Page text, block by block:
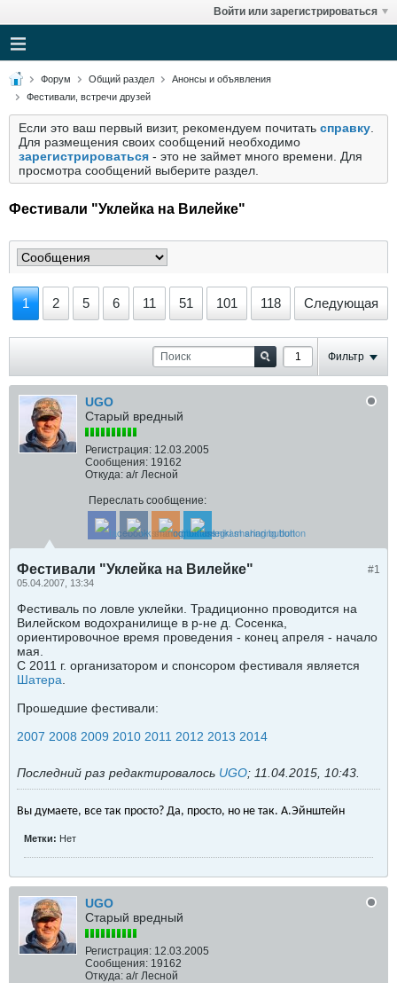
Войти или зарегистрироваться
Форум Общий раздел
Анонсы и объявления
Фестивали, встречи друзей
Если это ваш первый визит, рекомендуем почитать справку
Для размещения своих сообщений необходимо
зарегистрироваться - это не займет много времени. Для
просмотра сообщений выберите раздел.
Фестивали "Уклейка на Вилейке"
1 2 5 6 11 51 101 118 Следующая
Фильтр
UGO
Старый вредный
Регистрация: 12.03.2005
Сообщения: 19162
Откуда: а/г Лесной
Переслать сообщение:
#1
Фестивали "Уклейка на Вилейке"
05.04.2007, 13:34
Фестиваль по ловле уклейки. Традиционно проводится на
Вилейском водохранилище в р-не д. Сосенка,
ориентировочное время проведения - конец апреля - начало
мая.
С 2011 г. организатором и спонсором фестиваля является
Шатера
Прошедшие фестивали:
2007 2008 2009 2010 2011 2012 2013 2014
Последний раз редактировалось UGO; 11.04.2015, 10:43
Вы думаете, все так просто? Да, просто, но не так. А.Эйнштейн
Метки: Нет
UGO
Старый вредный
Регистрация: 12.03.2005
Сообщения: 19162
Откуда: а/г Лесной